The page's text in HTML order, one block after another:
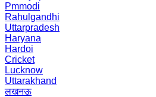
Pmmodi
Rahulgandhi
Uttarpradesh
Haryana
Hardoi
Cricket
Lucknow
Uttarakhand
लखनऊ